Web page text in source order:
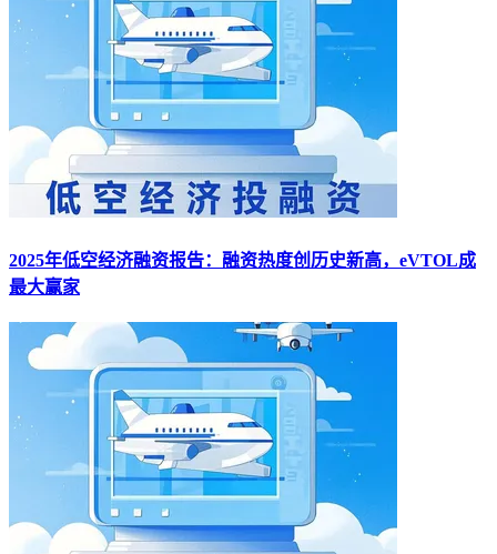
2025年低空经济融资报告：融资热度创历史新高，eVTOL成
最大赢家